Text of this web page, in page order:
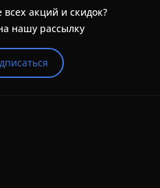
всех акций и скидок?
нашу рассылку